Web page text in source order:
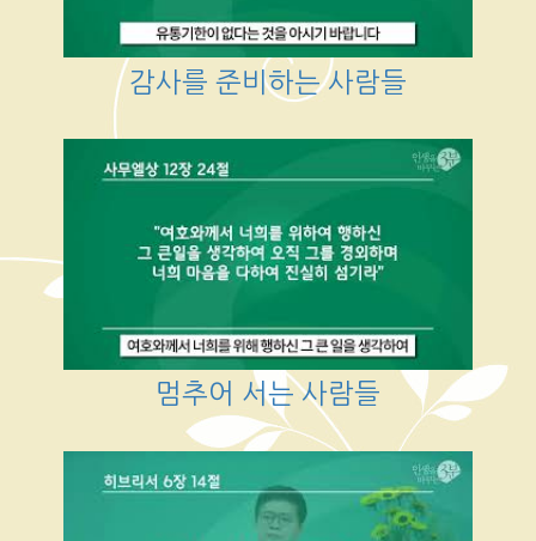
감사를 준비하는 사람들
멈추어 서는 사람들